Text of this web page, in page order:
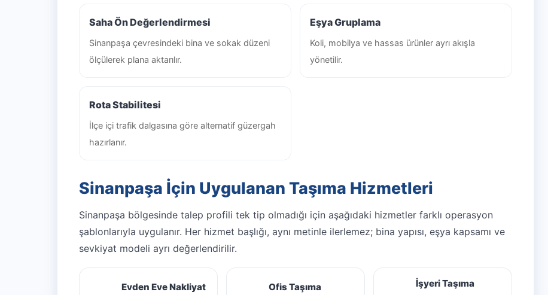
Saha Ön Değerlendirmesi
Sinanpaşa çevresindeki bina ve sokak düzeni
ölçülerek plana aktarılır.
Eşya Gruplama
Koli, mobilya ve hassas ürünler ayrı akışla
yönetilir.
Rota Stabilitesi
İlçe içi trafik dalgasına göre alternatif güzergah
hazırlanır.
Sinanpaşa İçin Uygulanan Taşıma Hizmetleri
Sinanpaşa bölgesinde talep profili tek tip olmadığı için aşağıdaki hizmetler farklı operasyon
şablonlarıyla uygulanır. Her hizmet başlığı, aynı metinle ilerlemez; bina yapısı, eşya kapsamı ve
sevkiyat modeli ayrı değerlendirilir.
Evden Eve Nakliyat Ofis Taşıma İşyeri Taşıma